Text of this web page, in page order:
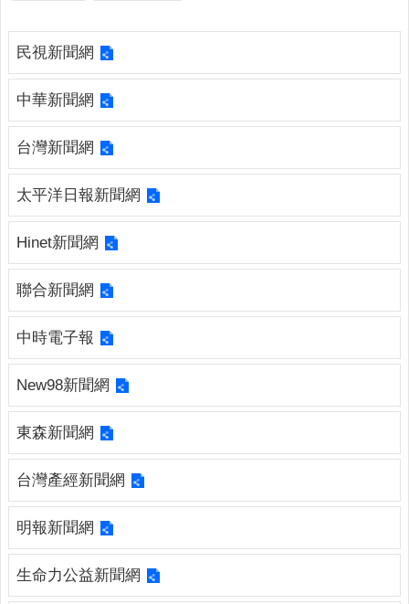
服
務
資
訊
公
開
民
流
相
關
連
廉
政
園
地
站
導
覽
檢
民視新聞網
中華新聞網
台灣新聞網
太平洋日報新聞網
Hinet新聞網
聯合新聞網
中時電子報
New98新聞網
東森新聞網
台灣產經新聞網
明報新聞網
生命力公益新聞網